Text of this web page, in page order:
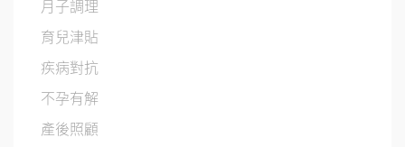
月子調理
育兒津貼
疾病對抗
不孕有解
產後照顧